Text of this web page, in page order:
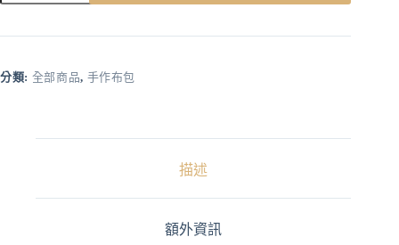
r
分類: 全部商品, 手作布包
描述
額外資訊